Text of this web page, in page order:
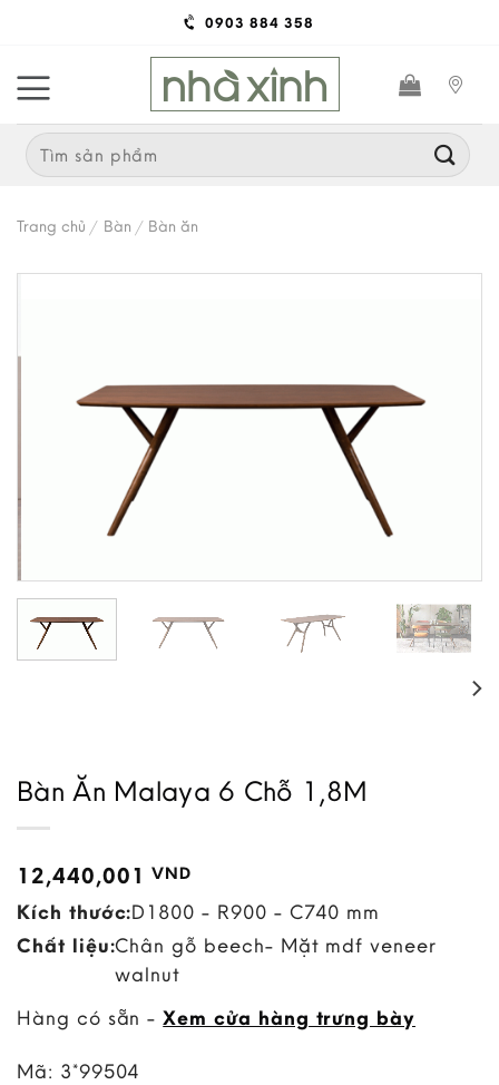
content
0903 884 358
Search
for:
Trang chủ / Bàn / Bàn ăn
Bàn Ăn Malaya 6 Chỗ 1,8M
12,440,001VND
Kích thước:D1800 - R900 - C740 mm
Chất liệu:Chân gỗ beech- Mặt mdf veneer
walnut
Hàng có sẵn -Xem cửa hàng trưng bày
Mã: 3*99504